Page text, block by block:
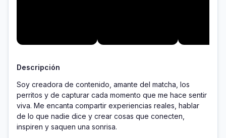
Descripción
Soy creadora de contenido, amante del matcha, los
perritos y de capturar cada momento que me hace sentir
viva. Me encanta compartir experiencias reales, hablar
de lo que nadie dice y crear cosas que conecten,
inspiren y saquen una sonrisa.